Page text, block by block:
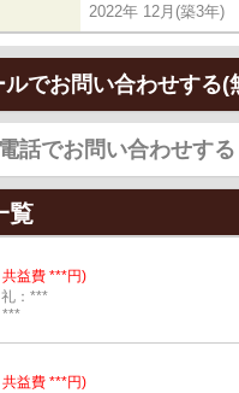
2022年 12月(築3年)
ルでお問い合わせする(
電話でお問い合わせする
覧
益費 ***円)
：***
***
益費 ***円)